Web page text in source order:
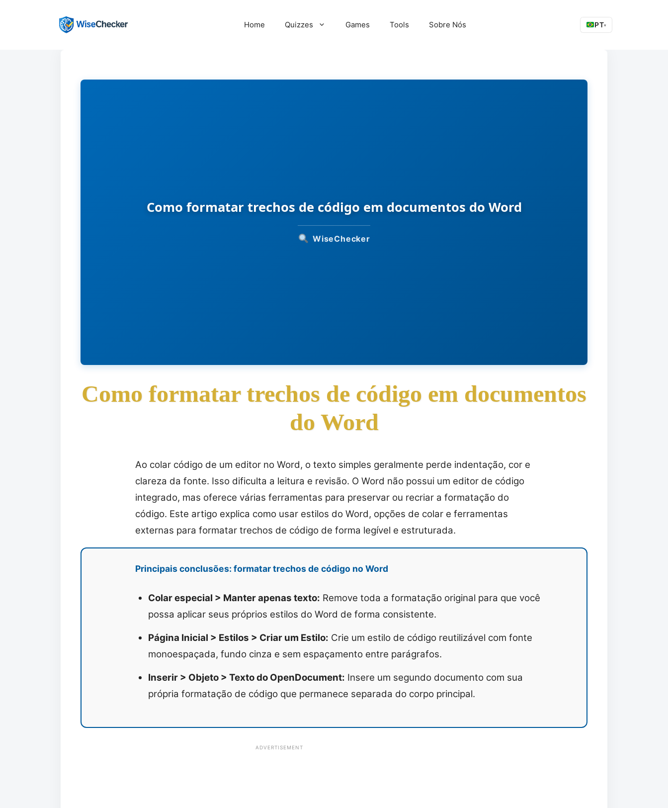
Home Quizzes Games Tools Sobre Nós PT▾
Como formatar trechos de código em documentos do Word
WiseChecker
Como formatar trechos de código em documentos
do Word
Ao colar código de um editor no Word, o texto simples geralmente perde indentação, cor e
clareza da fonte. Isso dificulta a leitura e revisão. O Word não possui um editor de código
integrado, mas oferece várias ferramentas para preservar ou recriar a formatação do
código. Este artigo explica como usar estilos do Word, opções de colar e ferramentas
externas para formatar trechos de código de forma legível e estruturada.
Principais conclusões: formatar trechos de código no Word
Colar especial > Manter apenas texto: Remove toda a formatação original para que você
possa aplicar seus próprios estilos do Word de forma consistente.
Página Inicial > Estilos > Criar um Estilo: Crie um estilo de código reutilizável com fonte
monoespaçada, fundo cinza e sem espaçamento entre parágrafos.
Inserir > Objeto > Texto do OpenDocument: Insere um segundo documento com sua
própria formatação de código que permanece separada do corpo principal.
ADVERTISEMENT